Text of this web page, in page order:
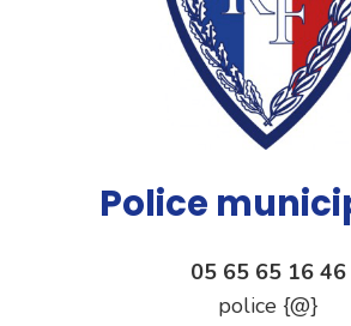
Police
05 65 65 16 46
police {@}